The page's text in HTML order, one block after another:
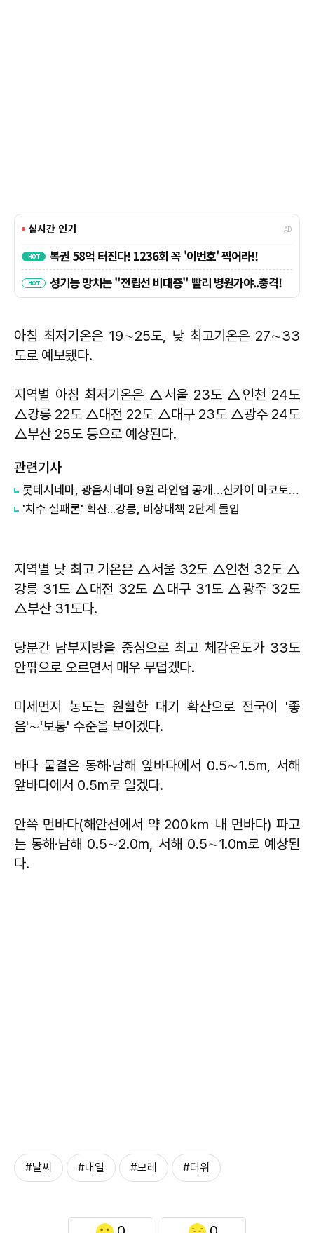
아침 최저기온은 19∼25도, 낮 최고기온은 27∼33
도로 예보됐다.
지역별 아침 최저기온은 △서울 23도 △인천 24도
△강릉 22도 △대전 22도 △대구 23도 △광주 24도
△부산 25도 등으로 예상된다.
관련기사
롯데시네마, 광음시네마 9월 라인업 공개…신카이 마코토 기획전
'치수 실패론' 확산...강릉, 비상대책 2단계 돌입
지역별 낮 최고 기온은 △서울 32도 △인천 32도 △
강릉 31도 △대전 32도 △대구 31도 △광주 32도
△부산 31도다.
당분간 남부지방을 중심으로 최고 체감온도가 33도
안팎으로 오르면서 매우 무덥겠다.
미세먼지 농도는 원활한 대기 확산으로 전국이 '좋
음'∼'보통' 수준을 보이겠다.
바다 물결은 동해·남해 앞바다에서 0.5∼1.5m, 서해
앞바다에서 0.5m로 일겠다.
안쪽 먼바다(해안선에서 약 200㎞ 내 먼바다) 파고
는 동해·남해 0.5∼2.0m, 서해 0.5∼1.0m로 예상된
다.
#날씨 #내일 #모레 #더위